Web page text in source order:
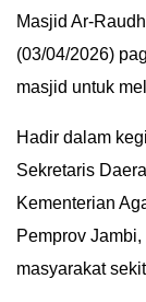
OTOMOTIF
OLAHRAGA
HIBURAN
IN
DEPTH
Masjid Ar-
(03/04/2026)
masjid untuk
Hadir dalam
Sekretaris
Kementerian
Pemprov
masyarakat